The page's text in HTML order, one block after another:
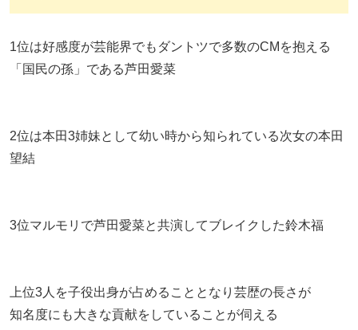
1位は好感度が芸能界でもダントツで多数のCMを抱える
「国民の孫」である芦田愛菜
2位は本田3姉妹として幼い時から知られている次女の本田
望結
3位マルモリで芦田愛菜と共演してブレイクした鈴木福
上位3人を子役出身が占めることとなり芸歴の長さが
知名度にも大きな貢献をしていることが伺える